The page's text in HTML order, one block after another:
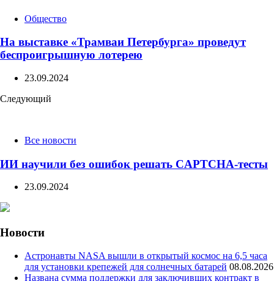
Общество
На выставке «Трамваи Петербурга» проведут
беспроигрышную лотерею
23.09.2024
Следующий
Все новости
ИИ научили без ошибок решать CAPTCHA-тесты
23.09.2024
Новости
Астронавты NASA вышли в открытый космос на 6,5 часа
для установки крепежей для солнечных батарей 08.08.2026
Названа сумма поддержки для заключивших контракт в